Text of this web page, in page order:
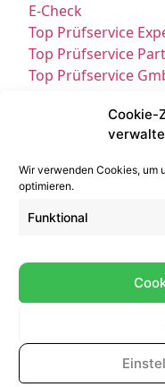
Cookie-
Wir verwenden Cookies, um
optimieren.
Funktional
E-Check
Top Prüfservice
Top Prüfservice
Top Prüfservice
Prüfung E-Check
Prüfung elektrischer
© All